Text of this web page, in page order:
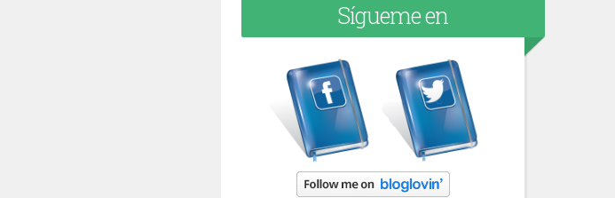
Sígueme en